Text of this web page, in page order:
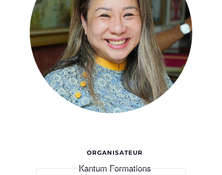
ORGANISATEUR
Kantum Formations